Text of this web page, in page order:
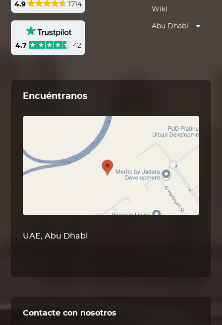
4.9 1714
4.7 42
Wiki
Abu Dhabi
Encuéntranos
UAE, Abu Dhabi
Contacte con nosotros